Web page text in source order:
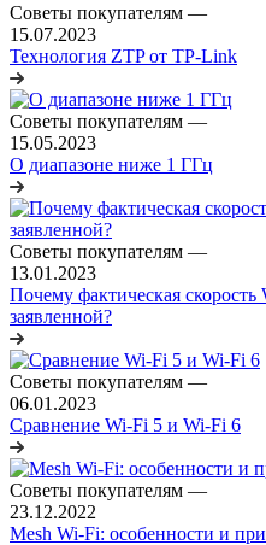
Советы покупателям —
15.07.2023
Технология ZTP от TP-Link
Советы покупателям —
15.05.2023
О диапазоне ниже 1 ГГц
Советы покупателям —
13.01.2023
Почему фактическая скорость
заявленной?
Советы покупателям —
06.01.2023
Сравнение Wi-Fi 5 и Wi-Fi 6
Советы покупателям —
23.12.2022
Mesh Wi-Fi: особенности и